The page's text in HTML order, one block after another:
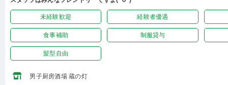
未経験歓迎 経験者優遇
食事補助 制服貸与
髪型自由
男子厨房酒場 蔵の灯